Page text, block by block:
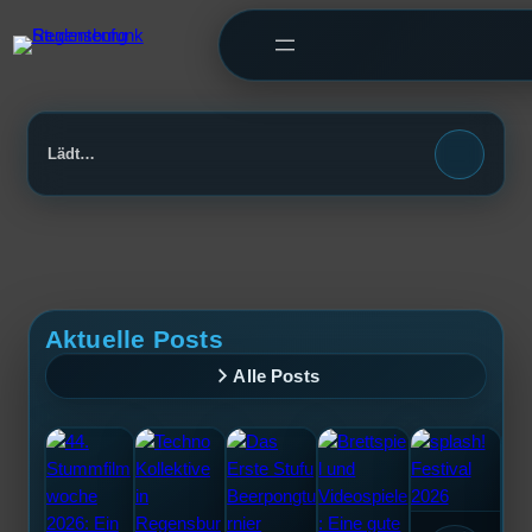
Lädt…
Aktuelle Posts
Alle Posts